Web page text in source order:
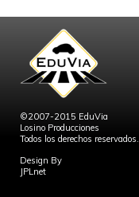
©2007-2015 EduVia
Losino Producciones
Todos los derechos reservados.
Design By
JPLnet